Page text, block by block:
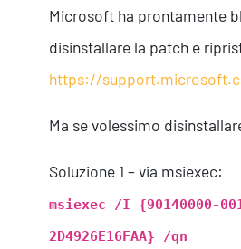
Microsoft ha prontamente
disinstallare la patch e
https://
Ma se volessimo
Soluzione 1 – via msiexec:
msiexec /I {90140000-0011-
2D4926E16FAA} /qn